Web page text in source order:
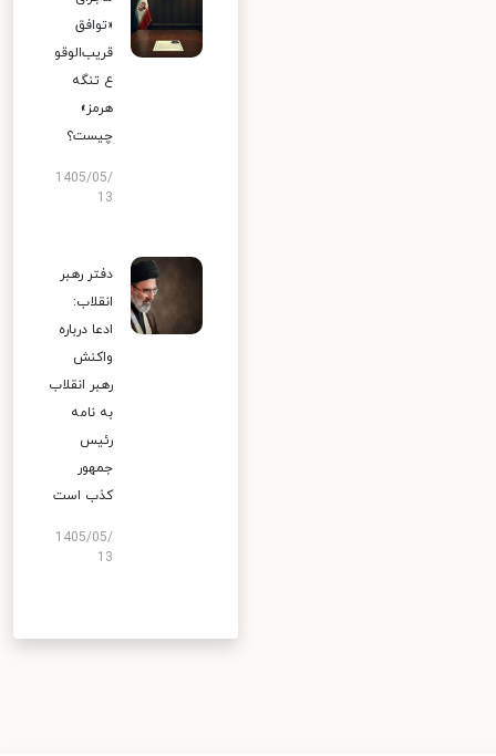
«توافق
قریب‌الوقو
ع تنگه
هرمز»
چیست؟
1405/05/
13
دفتر رهبر
انقلاب:
ادعا درباره
واکنش
رهبر انقلاب
به نامه
رئیس
جمهور
کذب است
1405/05/
13